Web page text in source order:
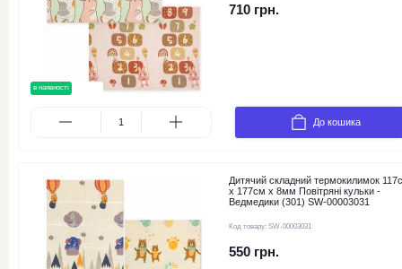
в наявності
710 грн.
До кошика
Дитячий складний термокилимок
х 177см х 8мм Повітряні кульки -
Ведмедики (301) SW-00003031
Код товару: SW-00003031
550 грн.